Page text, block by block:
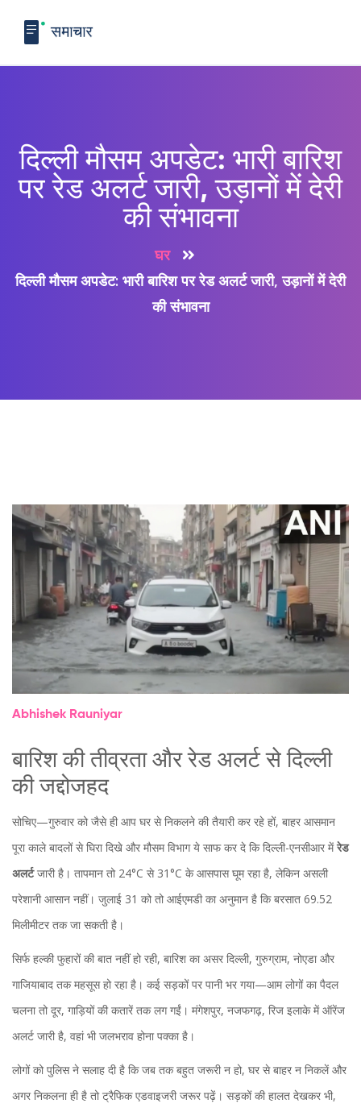
दिल्ली मौसम अपडेट: भारी बारिश
पर रेड अलर्ट जारी, उड़ानों में देरी
की संभावना
घर
दिल्ली मौसम अपडेट: भारी बारिश पर रेड अलर्ट जारी, उड़ानों में देरी
की संभावना
Abhishek Rauniyar
बारिश की तीव्रता और रेड अलर्ट से दिल्ली
की जद्दोजहद
सोचिए—गुरुवार को जैसे ही आप घर से निकलने की तैयारी कर रहे हों, बाहर आसमान
पूरा काले बादलों से घिरा दिखे और मौसम विभाग ये साफ कर दे कि दिल्ली-एनसीआर मेंरेड
अलर्टजारी है। तापमान तो 24°C से 31°C के आसपास घूम रहा है, लेकिन असली
परेशानी आसान नहीं। जुलाई 31 को तो आईएमडी का अनुमान है कि बरसात 69.52
मिलीमीटर तक जा सकती है।
सिर्फ हल्की फुहारों की बात नहीं हो रही, बारिश का असर दिल्ली, गुरुग्राम, नोएडा और
गाजियाबाद तक महसूस हो रहा है। कई सड़कों पर पानी भर गया—आम लोगों का पैदल
चलना तो दूर, गाड़ियों की कतारें तक लग गईं। मंगेशपुर, नजफगढ़, रिज इलाके में ऑरेंज
अलर्ट जारी है, वहां भी जलभराव होना पक्का है।
लोगों को पुलिस ने सलाह दी है कि जब तक बहुत जरूरी न हो, घर से बाहर न निकलें और
अगर निकलना ही है तो ट्रैफिक एडवाइजरी जरूर पढ़ें। सड़कों की हालत देखकर भी,